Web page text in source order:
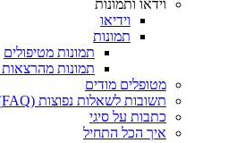
וידאו ותמונות
וידיאו
תמונות
תמונות מטיפולים
תמונות
מטופלים מודים
תשובות לשאלות נפוצות (FAQ)
כתבות על סיגי
איך הכל התחיל